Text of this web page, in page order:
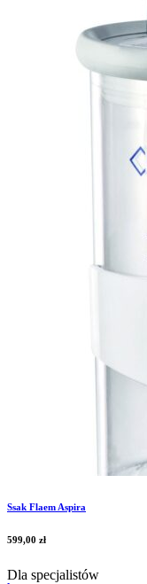
Ssak Flaem Aspira
599,00 zł
Dla specjalistów